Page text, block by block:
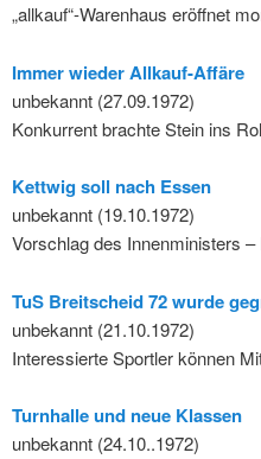
„allkauf“-Warenhaus eröffnet
Immer wieder Allkauf-Affäre
unbekannt (27.09.1972)
Konkurrent brachte Stein ins
Kettwig soll nach Essen
unbekannt (19.10.1972)
Vorschlag des Innenministers
TuS Breitscheid 72 wurde
unbekannt (21.10.1972)
Interessierte Sportler können
Turnhalle und neue Klassen
unbekannt (24.10..1972)